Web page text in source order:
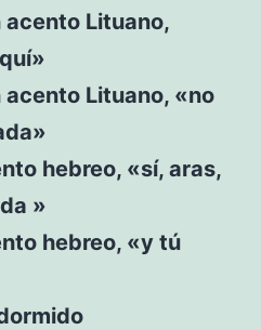
Lituano,
Lituano, «no
hebreo, «sí, aras,
»
hebreo, «y tú